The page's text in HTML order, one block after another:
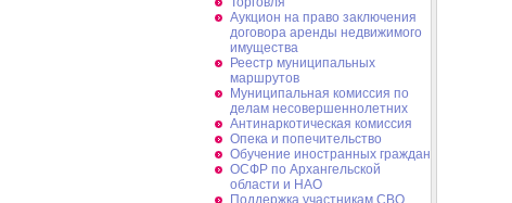
Аукцион на право заключения
договора аренды недвижимого
имущества
Реестр муниципальных
маршрутов
Муниципальная комиссия по
делам несовершеннолетних
Антинаркотическая комиссия
Опека и попечительство
Обучение иностранных граждан
ОСФР по Архангельской
области и НАО
Поддержка участникам СВО